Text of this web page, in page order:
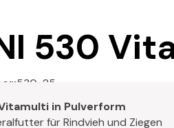
530
530-25
Vitamulti in Pulverform
für Rindvieh und Ziegen